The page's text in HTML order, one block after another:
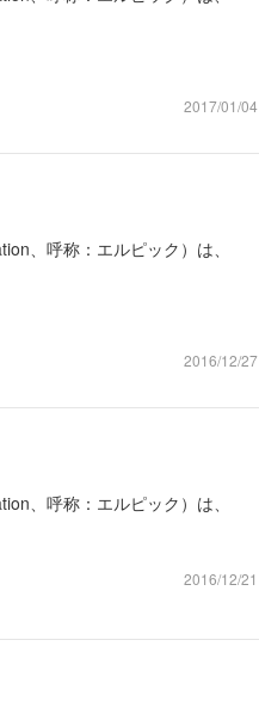
2017/01/04
、呼称：エルピック）は、
2016/12/27
、呼称：エルピック）は、
2016/12/21